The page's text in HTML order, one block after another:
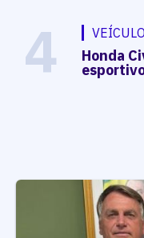
4 Honda